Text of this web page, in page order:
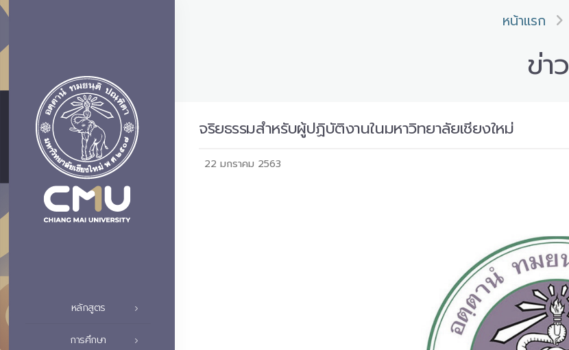
หลักสูตร
การศึกษา
หน้าแรก
ข่าว
จริยธรรมสำหรับผู้ปฏิบัติงานในมหาวิทยาลัยเชียงใหม่
22 มกราคม 2563